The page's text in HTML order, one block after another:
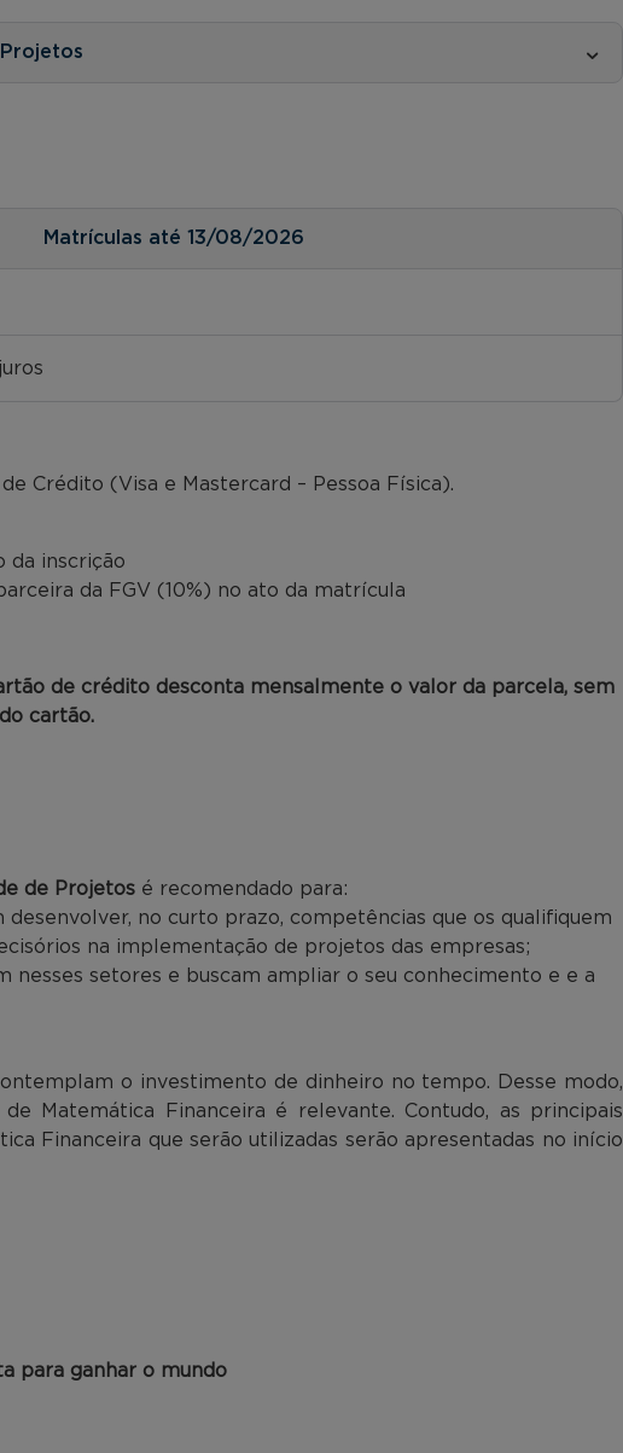
Matrículas até 13/08/2026
Crédito (Visa e Mastercard – Pessoa Física).
da inscrição
da FGV (10%) no ato da matrícula
de crédito desconta mensalmente o valor da parcela, sem
cartão.
de Projetos é recomendado para:
desenvolver, no curto prazo, competências que os qualifiquem
na implementação de projetos das empresas;
nesses setores e buscam ampliar o seu conhecimento e e a
o investimento de dinheiro no tempo. Desse modo,
Matemática Financeira é relevante. Contudo, as principais
Financeira que serão utilizadas serão apresentadas no início
para ganhar o mundo